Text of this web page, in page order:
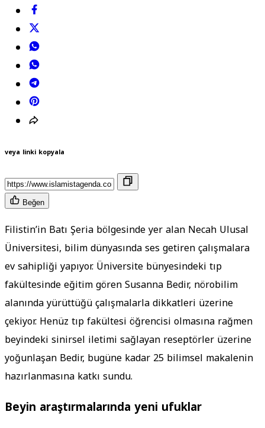
veya linki kopyala
Beğen
Filistin’in Batı Şeria bölgesinde yer alan Necah Ulusal
Üniversitesi, bilim dünyasında ses getiren çalışmalara
ev sahipliği yapıyor. Üniversite bünyesindeki tıp
fakültesinde eğitim gören Susanna Bedir, nörobilim
alanında yürüttüğü çalışmalarla dikkatleri üzerine
çekiyor. Henüz tıp fakültesi öğrencisi olmasına rağmen
beyindeki sinirsel iletimi sağlayan reseptörler üzerine
yoğunlaşan Bedir, bugüne kadar 25 bilimsel makalenin
hazırlanmasına katkı sundu.
Beyin araştırmalarında yeni ufuklar